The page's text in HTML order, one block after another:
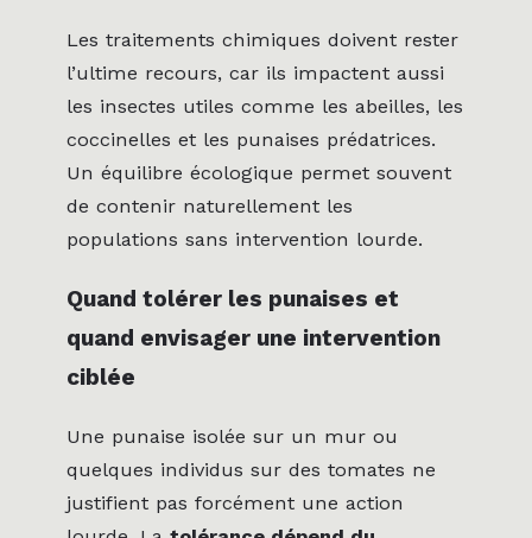
Les traitements chimiques doivent rester
l’ultime recours, car ils impactent aussi
les insectes utiles comme les abeilles, les
coccinelles et les punaises prédatrices.
Un équilibre écologique permet souvent
de contenir naturellement les
populations sans intervention lourde.
Quand tolérer les punaises et
quand envisager une intervention
ciblée
Une punaise isolée sur un mur ou
quelques individus sur des tomates ne
justifient pas forcément une action